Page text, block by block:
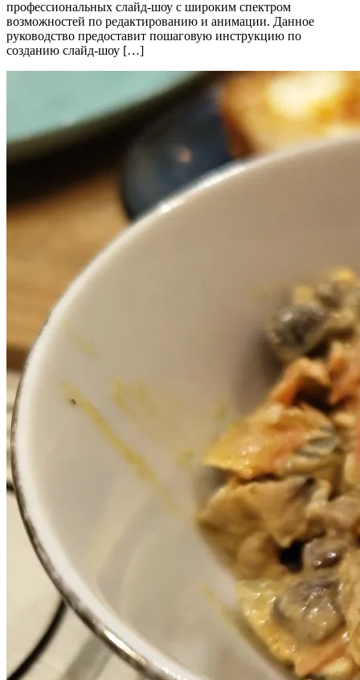
профессиональных слайд-шоу с широким спектром
возможностей по редактированию и анимации. Данное
руководство предоставит пошаговую инструкцию по
созданию слайд-шоу […]